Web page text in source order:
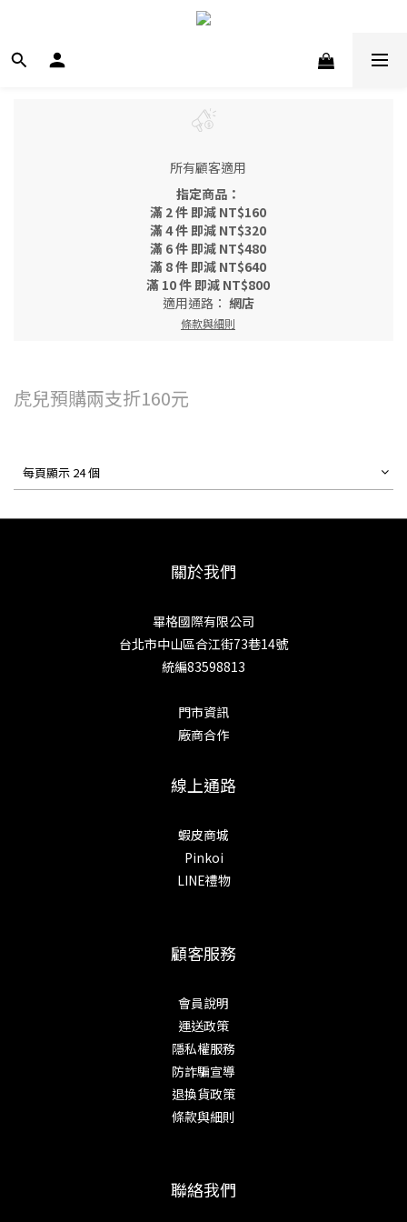
所有顧客適用
指定商品：
滿 2 件 即減 NT$160
滿 4 件 即減 NT$320
滿 6 件 即減 NT$480
滿 8 件 即減 NT$640
滿 10 件 即減 NT$800
適用通路： 網店
條款與細則
虎兒預購兩支折160元
每頁顯示 24 個
關於我們
畢格國際有限公司
台北市中山區合江街73巷14號
統編83598813
門市資訊
廠商合作
線上通路
蝦皮商城
Pinkoi
LINE禮物
顧客服務
會員說明
運送政策
隱私權服務
防詐騙宣導
退換貨政策
條款與細則
聯絡我們